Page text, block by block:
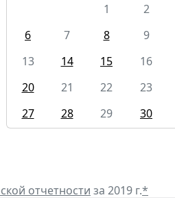
1
2
6
7 8 9
13
14 15 16
20
21 22 23
27
28 29 30
отчетности за 2019 г.*